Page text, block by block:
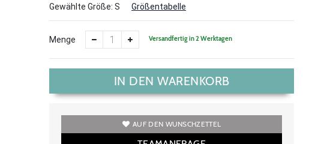
Gewählte Größe: S Größentabelle
Menge Versandfertig in 2 Werktagen
IN DEN WARENKORB
AUF DEN WUNSCHZETTEL